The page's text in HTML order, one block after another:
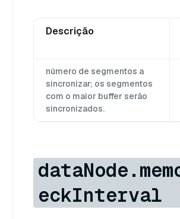
Descrição
número de segmentos a
sincronizar; os segmentos
com o maior buffer serão
sincronizados.
eckInterval